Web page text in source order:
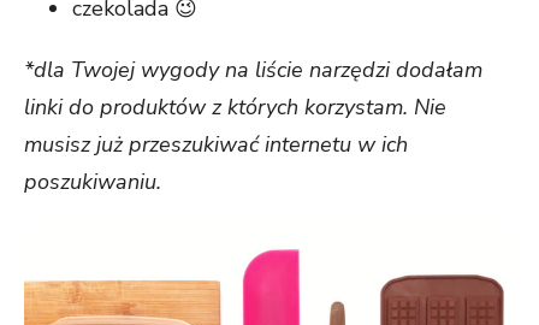
czekolada 😉
*dla Twojej wygody na liście narzędzi dodałam
linki do produktów z których korzystam. Nie
musisz już przeszukiwać internetu w ich
poszukiwaniu.